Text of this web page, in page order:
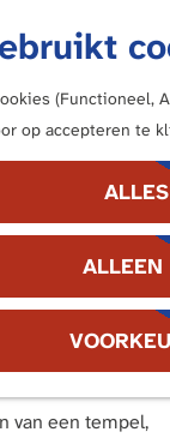
(Functioneel,
op accepteren te
Limes
langs de Limes
en
den Rijn
van een tempel,